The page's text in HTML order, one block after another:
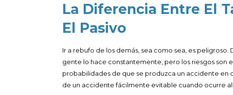
La Diferencia Entre El
El Pasivo
Ir a rebufo de los demás, sea como sea, es peligroso.
gente lo hace constantemente, pero los riesgos son
probabilidades de que se produzca un accidente en
de un accidente fácilmente evitable cuando ocurre